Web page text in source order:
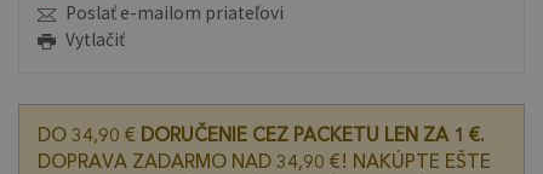
Poslať e-mailom priateľovi
Vytlačiť
DO 34,90 € DORUČENIE CEZ PACKETU LEN ZA 1 €.
DOPRAVA ZADARMO NAD 34,90 €! NAKÚPTE EŠTE